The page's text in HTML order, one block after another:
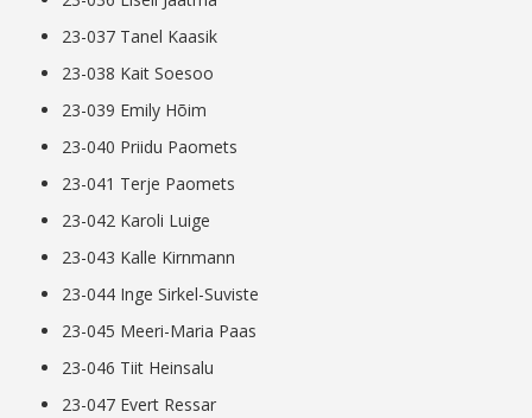
23-037 Tanel Kaasik
23-038 Kait Soesoo
23-039 Emily Hõim
23-040 Priidu Paomets
23-041 Terje Paomets
23-042 Karoli Luige
23-043 Kalle Kirnmann
23-044 Inge Sirkel-Suviste
23-045 Meeri-Maria Paas
23-046 Tiit Heinsalu
23-047 Evert Ressar